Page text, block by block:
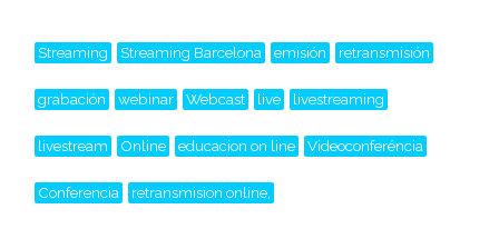
Streaming Streaming Barcelona emisión retransmisión
grabación webinar Webcast live livestreaming
livestream Online educacion on line Videoconferéncia
Conferencia retransmision online,